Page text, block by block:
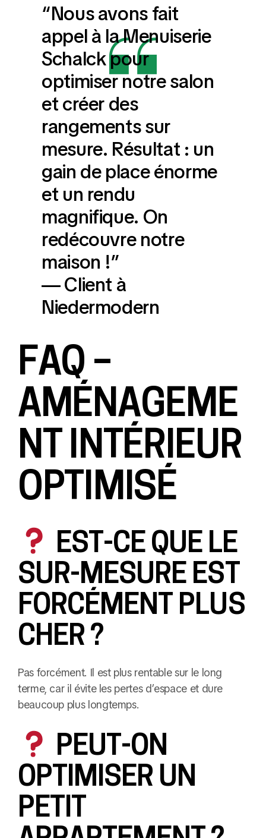
“Nous avons fait
appel à la Menuiserie
Schalck pour
optimiser notre salon
et créer des
rangements sur
mesure. Résultat : un
gain de place énorme
et un rendu
magnifique. On
redécouvre notre
maison !”
— Client à
Niedermodern
FAQ –
AMÉNAGEME
NT INTÉRIEUR
OPTIMISÉ
EST-CE QUE LE
SUR-MESURE EST
FORCÉMENT PLUS
CHER ?
Pas forcément. Il est plus rentable sur le long
terme, car il évite les pertes d’espace et dure
beaucoup plus longtemps.
PEUT-ON
OPTIMISER UN
PETIT